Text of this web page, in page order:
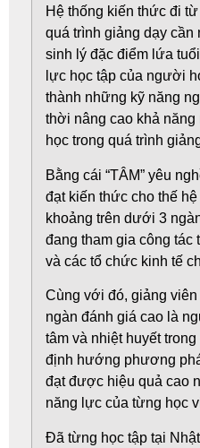
Hệ thống kiến thức đi
quá trình giảng dạy
sinh lý đặc điểm lứa
lực học tập của người
thành những kỹ năng
thời nâng cao khả
học trong quá trình
Bằng cái “TÂM” yêu
đạt kiến thức cho thế
khoảng trên dưới 3
đang tham gia công tác
và các tổ chức kinh tế
Cùng với đó, giảng
ngàn đánh giá cao là
tâm và nhiệt huyết
định hướng phương
đạt được hiệu quả cao
năng lực của từng học
Đã từng học tập tại